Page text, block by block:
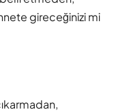
gireceğinizi mi